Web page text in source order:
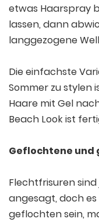
etwas Haarspray
lassen, dann
langgezogene
Die einfachste
Sommer zu stylen
Haare mit Gel
Beach Look ist
Geflochtene und
Flechtfrisuren
angesagt, doch
geflochten sein,